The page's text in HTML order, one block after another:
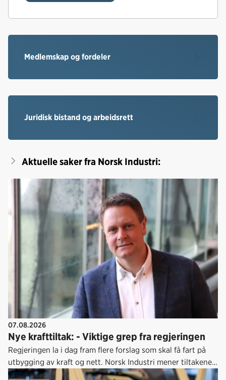
Medlemskap og fordeler
Juridisk bistand og arbeidsrett
Aktuelle saker fra Norsk Industri:
07.08.2026
Nye krafttiltak: - Viktige grep fra regjeringen
Regjeringen la i dag fram flere forslag som skal få fart på
utbygging av kraft og nett. Norsk Industri mener tiltakene
er gode, og det haster å få disse på plass.